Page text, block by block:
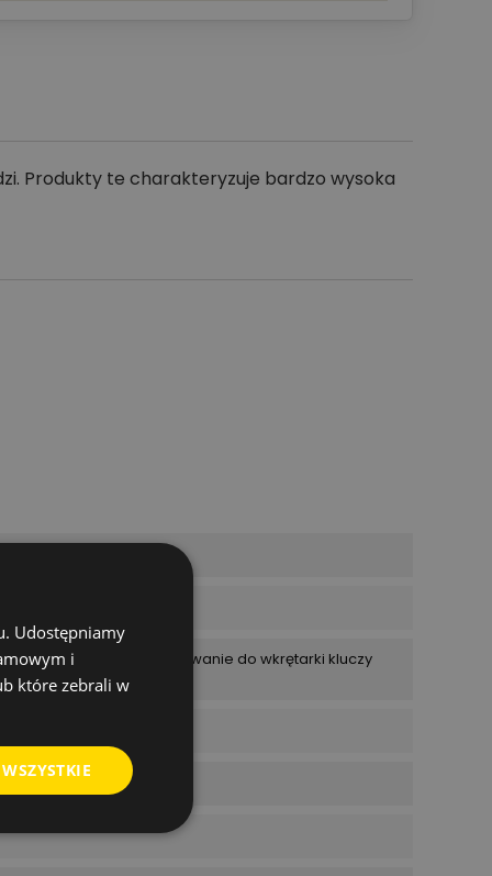
Produkty te charakteryzuje bardzo wysoka
50 mm Zamocowanie do wkrętarki kluczy
Udostępniamy
i
które zebrali w